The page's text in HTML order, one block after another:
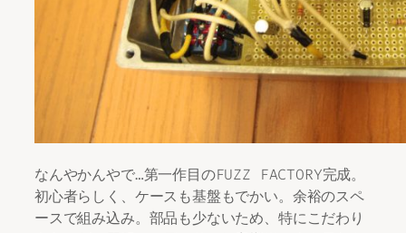
なんやかんやで…第一作目のFUZZ FACTORY完成。
初心者らしく、ケースも基盤もでかい。余裕のスペ
ースで組み込み。部品も少ないため、特にこだわり